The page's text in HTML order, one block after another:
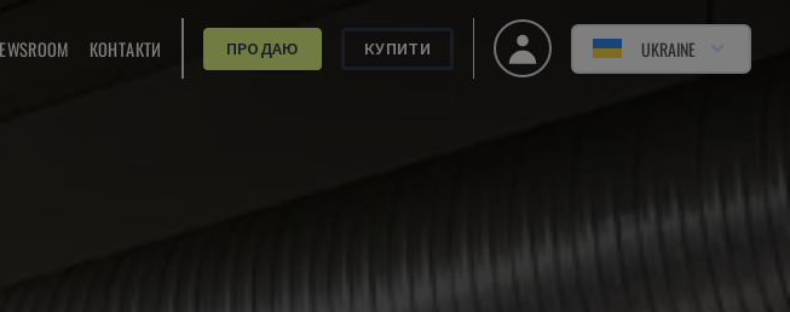
КОНТАКТИ ПРОДАЮ КУПИТИ UKRAINE